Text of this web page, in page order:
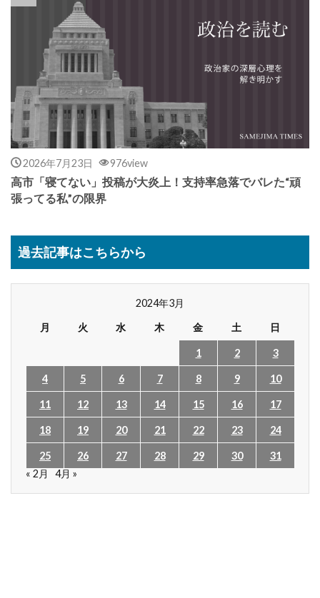
2026年7月23日 976view
高市「寝てない」投稿が大炎上！支持率急落でバレた“頑
張ってる私”の限界
過去記事はこちらから
2024年3月
月
火 水 木 金 土 日
1 2 3
4 5 6 7 8 9 10
11 12 13 14 15 16 17
18 19 20 21 22 23 24
25 26 27 28 29 30
31
« 2月
4月 »